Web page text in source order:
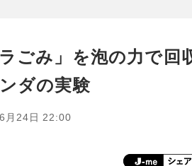
ごみ」を泡の力で回
ダの実験
月24日 22:00